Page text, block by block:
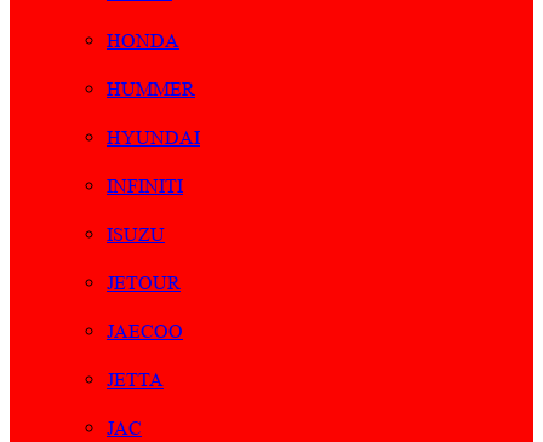
HONDA
HUMMER
HYUNDAI
INFINITI
ISUZU
JETOUR
JAECOO
JETTA
JAC